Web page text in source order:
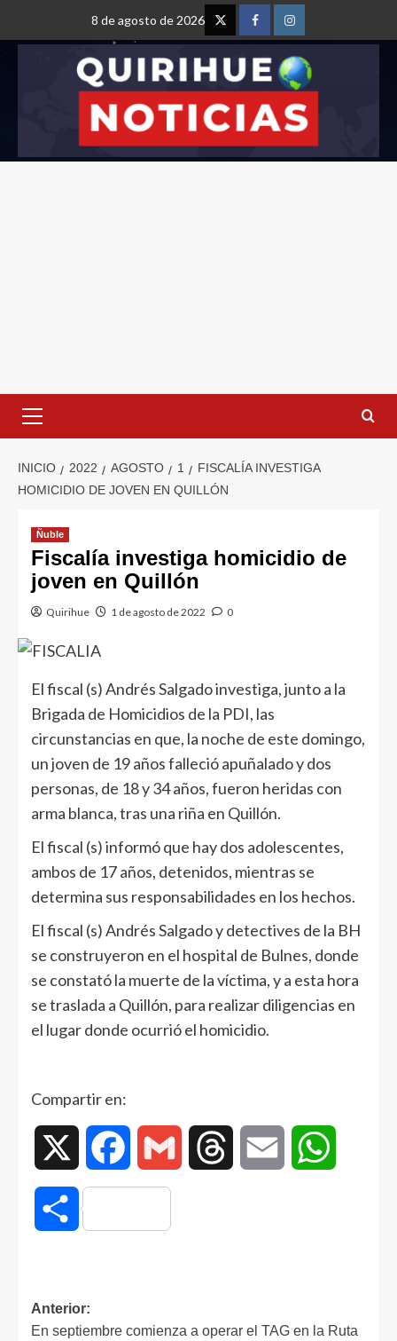
8 de agosto de 2026
INICIO 2022 AGOSTO 1
FISCALÍA INVESTIGA
HOMICIDIO DE JOVEN EN QUILLÓN
Ñuble
Fiscalía investiga homicidio de
joven en Quillón
Quirihue 1 de agosto de 2022 0
El fiscal (s) Andrés Salgado investiga, junto a la
Brigada de Homicidios de la PDI, las
circunstancias en que, la noche de este domingo,
un joven de 19 años falleció apuñalado y dos
personas, de 18 y 34 años, fueron heridas con
arma blanca, tras una riña en Quillón.
El fiscal (s) informó que hay dos adolescentes,
ambos de 17 años, detenidos, mientras se
determina sus responsabilidades en los hechos.
El fiscal (s) Andrés Salgado y detectives de la BH
se construyeron en el hospital de Bulnes, donde
se constató la muerte de la víctima, y a esta hora
se traslada a Quillón, para realizar diligencias en
el lugar donde ocurrió el homicidio.
Compartir en:
Facebook Gmail Threads Email
Compartir
Anterior:
En septiembre comienza a operar el TAG en la Ruta